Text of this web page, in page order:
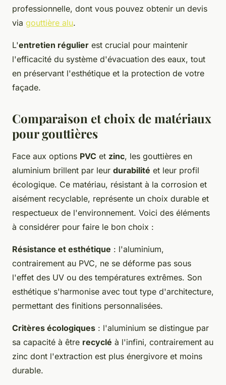
professionnelle, dont vous pouvez obtenir un devis
via gouttière alu.
L'entretien régulier est crucial pour maintenir
l'efficacité du système d'évacuation des eaux, tout
en préservant l'esthétique et la protection de votre
façade.
Comparaison et choix de matériaux
pour gouttières
Face aux options PVC et zinc, les gouttières en
aluminium brillent par leur durabilité et leur profil
écologique. Ce matériau, résistant à la corrosion et
aisément recyclable, représente un choix durable et
respectueux de l'environnement. Voici des éléments
à considérer pour faire le bon choix :
Résistance et esthétique : l'aluminium,
contrairement au PVC, ne se déforme pas sous
l'effet des UV ou des températures extrêmes. Son
esthétique s'harmonise avec tout type d'architecture,
permettant des finitions personnalisées.
Critères écologiques : l'aluminium se distingue par
sa capacité à être recyclé à l'infini, contrairement au
zinc dont l'extraction est plus énergivore et moins
durable.